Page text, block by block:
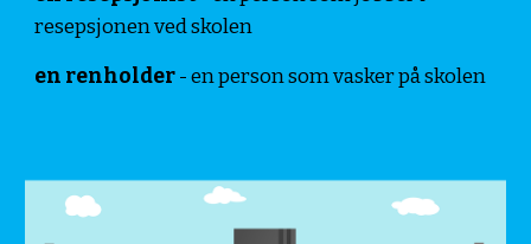
resepsjonen ved skolen
en renholder- en person som vasker på skolen